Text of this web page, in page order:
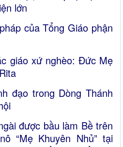
lớn
của Tổng Giáo phận
xứ nghèo: Đức Mẹ
trong Dòng Thánh
được bầu làm Bề trên
“Mẹ Khuyên Nhủ” tại